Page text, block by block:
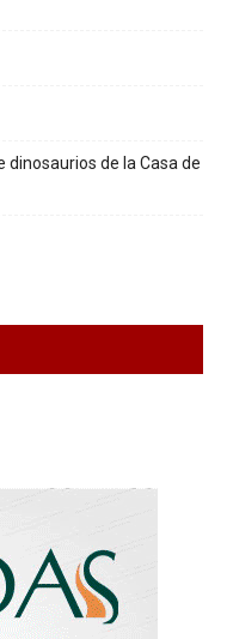
dinosaurios de la Casa de